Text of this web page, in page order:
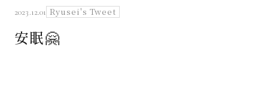
さえぐさ日誌
映像庫
2023.12.01 Ryusei's Tweet
安眠🤗